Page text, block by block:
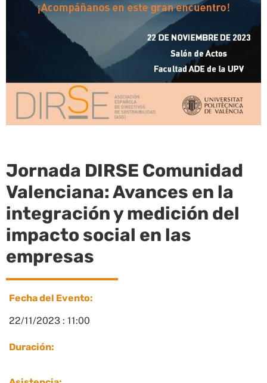
Jornada DIRSE Comunidad
Valenciana: Avances en la
integración y medición del
impacto social en las
empresas
Fecha del Evento:
22/11/2023 : 11:00
Duración: